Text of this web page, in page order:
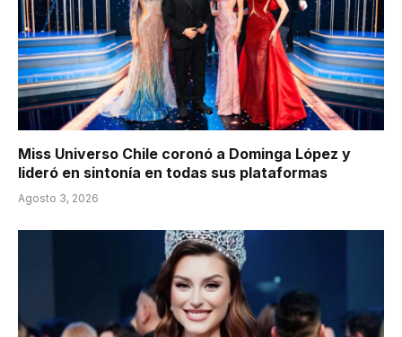
Miss Universo Chile coronó a Dominga López y
lideró en sintonía en todas sus plataformas
Agosto 3, 2026